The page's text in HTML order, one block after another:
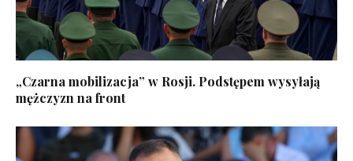
„Czarna mobilizacja” w Rosji. Podstępem wysyłają
mężczyzn na front